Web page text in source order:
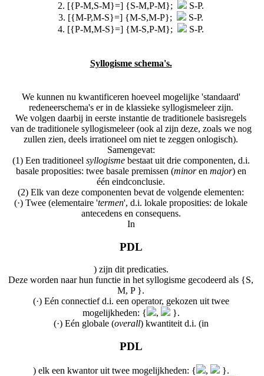
2. [{P-M,S-M}=] {S-M,P-M};
S-P.
3. [{M-P,M-S}=] {M-S,M-P};
S-P.
4. [{P-M,M-S}=] {M-S,P-M};
S-P.
Syllogisme schema's.
We kunnen nu kwantificeren hoeveel mogelijke 'standaard'
redeneerschema's er in de klassieke syllogismeleer zijn.
We volgen daarbij in eerste instantie de traditionele basisregels
van de traditionele syllogismeleer (ook al zijn deze, zoals we nog
zullen zien, deels irrationeel om niet te zeggen onlogisch).
Samengevat:
(1) Een traditioneel syllogismebestaat uit drie componenten, d.i.
basale proposities: twee basale premissen (minoren major) en
één eindconclusie.
(2) Elk van deze componenten bevat de volgende elementen:
(·) Twee (elementaire 'termen', d.i. lokale proposities: de lokale
antecedens en consequens.
In
PDL
) zijn dit predicaties.
Deze worden naar hun functie in het syllogisme gecodeerd als {S,
M, P }.
(·) Eén connectief d.i. een operator, gekozen uit twee
mogelijkheden: {
,
}.
(·) Eén globale (overall) kwantiteit d.i. (in
PDL
) elk een kwantor uit twee mogelijkheden: { ,
}.